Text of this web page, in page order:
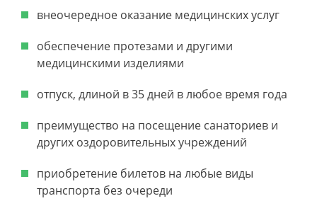
внеочередное оказание медицинских услуг
обеспечение протезами и другими
медицинскими изделиями
отпуск, длиной в 35 дней в любое время года
преимущество на посещение санаториев и
других оздоровительных учреждений
приобретение билетов на любые виды
транспорта без очереди